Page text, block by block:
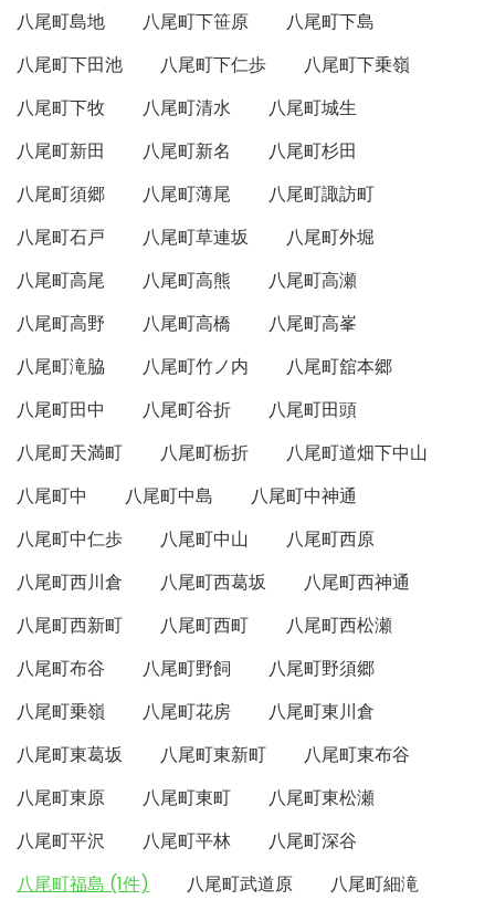
八尾町島地
八尾町下笹原
八尾町下島
八尾町下田池
八尾町下仁歩
八尾町下乗嶺
八尾町下牧
八尾町清水
八尾町城生
八尾町新田
八尾町新名
八尾町杉田
八尾町須郷
八尾町薄尾
八尾町諏訪町
八尾町石戸
八尾町草連坂
八尾町外堀
八尾町高尾
八尾町高熊
八尾町高瀬
八尾町高野
八尾町高橋
八尾町高峯
八尾町滝脇
八尾町竹ノ内
八尾町舘本郷
八尾町田中
八尾町谷折
八尾町田頭
八尾町天満町
八尾町栃折
八尾町道畑下中山
八尾町中
八尾町中島
八尾町中神通
八尾町中仁歩
八尾町中山
八尾町西原
八尾町西川倉
八尾町西葛坂
八尾町西神通
八尾町西新町
八尾町西町
八尾町西松瀬
八尾町布谷
八尾町野飼
八尾町野須郷
八尾町乗嶺
八尾町花房
八尾町東川倉
八尾町東葛坂
八尾町東新町
八尾町東布谷
八尾町東原
八尾町東町
八尾町東松瀬
八尾町平沢
八尾町平林
八尾町深谷
八尾町福島 (1件)
八尾町武道原
八尾町細滝